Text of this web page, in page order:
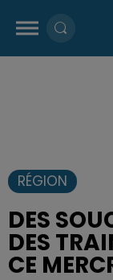
RÉGION
DES
DES
CE